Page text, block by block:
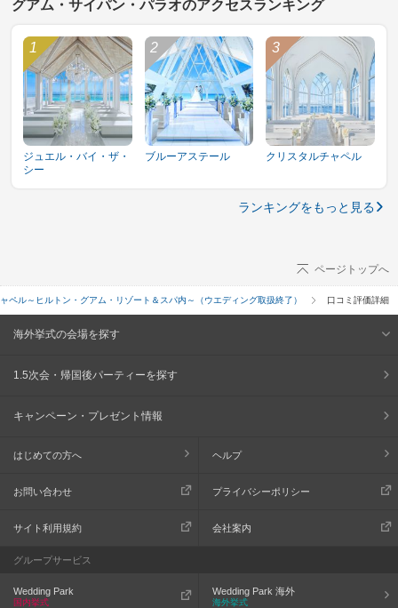
グアム・サイパン・パラオのアクセスランキング
ジュエル・バイ・ザ・
シー
ブルーアステール クリスタルチャペル
ランキングをもっと見る
ページトップへ
ペル～ヒルトン・グアム・リゾート＆スパ内～（ウエディング取扱終了） 口コミ評価詳細
海外挙式の会場を探す
1.5次会・帰国後パーティーを探す
キャンペーン・プレゼント情報
はじめての方へ ヘルプ
お問い合わせ プライバシーポリシー
サイト利用規約 会社案内
グループサービス
Wedding Park
国内挙式
Wedding Park 海外
海外挙式